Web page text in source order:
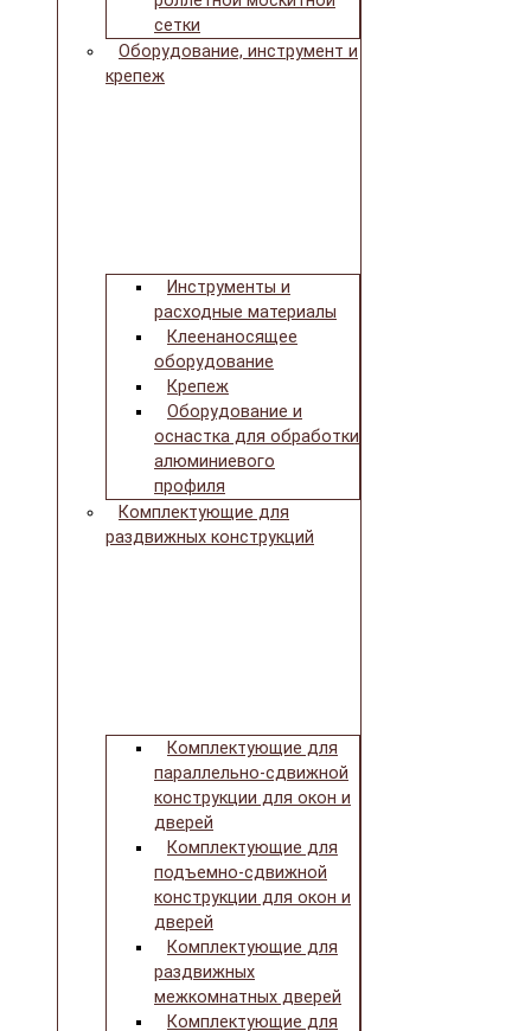
сетки
Оборудование, инструмент и
крепеж
Инструменты и
расходные материалы
Клеенаносящее
оборудование
Крепеж
Оборудование и
оснастка для обработки
алюминиевого
профиля
Комплектующие для
раздвижных конструкций
Комплектующие для
параллельно-сдвижной
конструкции для окон и
дверей
Комплектующие для
подъемно-сдвижной
конструкции для окон и
дверей
Комплектующие для
раздвижных
межкомнатных дверей
Комплектующие для